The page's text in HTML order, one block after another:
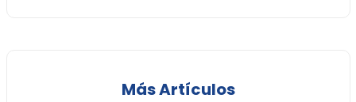
Más Artículos